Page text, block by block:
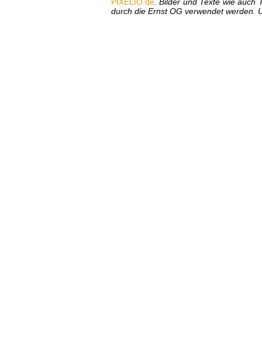
durch die Ernst OG verwendet werden.